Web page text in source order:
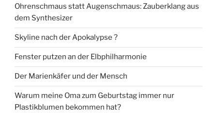
Ohrenschmaus statt Augenschmaus: Zauberklang aus
dem Synthesizer
Skyline nach der Apokalypse ?
Fenster putzen an der Elbphilharmonie
Der Marienkäfer und der Mensch
Warum meine Oma zum Geburtstag immer nur
Plastikblumen bekommen hat?